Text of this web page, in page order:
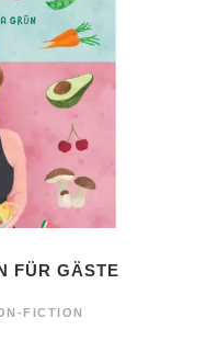
FÜR GÄSTE
FICTION